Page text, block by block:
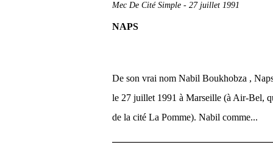
Mec De Cité Simple - 27 juillet 1991
NAPS
De son vrai nom Nabil Boukhobza ,
le 27 juillet 1991 à Marseille (à Air‑Bel,
de la cité La Pomme). Nabil comme...